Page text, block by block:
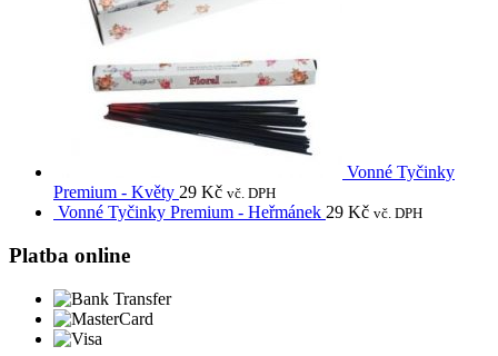
Vonné Tyčinky
Premium - Květy 29 Kč vč. DPH
Vonné Tyčinky Premium - Heřmánek 29 Kč vč. DPH
Platba online